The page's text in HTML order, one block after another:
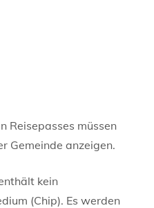
Reisepasses müssen
Gemeinde anzeigen.
kein
(Chip). Es werden